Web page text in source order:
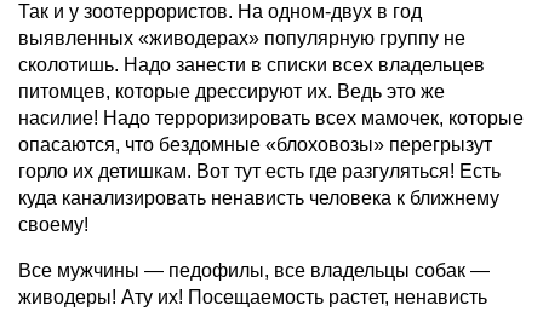
Так и у зоотеррористов. На одном-двух в год
выявленных «живодерах» популярную группу не
сколотишь. Надо занести в списки всех владельцев
питомцев, которые дрессируют их. Ведь это же
насилие! Надо терроризировать всех мамочек, которые
опасаются, что бездомные «блоховозы» перегрызут
горло их детишкам. Вот тут есть где разгуляться! Есть
куда канализировать ненависть человека к ближнему
своему!
Все мужчины — педофилы, все владельцы собак —
живодеры! Ату их! Посещаемость растет, ненависть